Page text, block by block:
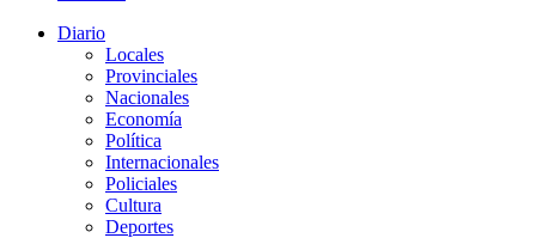
Diario
Locales
Provinciales
Nacionales
Economía
Política
Internacionales
Policiales
Cultura
Deportes